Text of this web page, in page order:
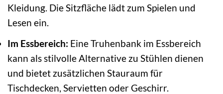
Kleidung. Die Sitzfläche lädt zum Spielen und
Lesen ein.
Im Essbereich: Eine Truhenbank im Essbereich
kann als stilvolle Alternative zu Stühlen dienen
und bietet zusätzlichen Stauraum für
Tischdecken, Servietten oder Geschirr.